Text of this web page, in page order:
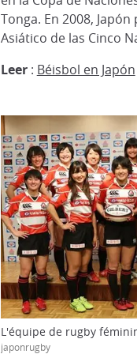
Tonga. En 2008,
Asiático de las Cinco
Leer: Béisbol en Japón
L'équipe de rugby
japonrugby